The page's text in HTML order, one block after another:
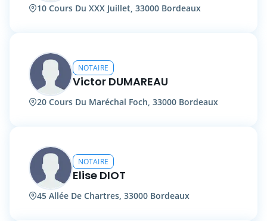
10 Cours Du XXX Juillet, 33000 Bordeaux
NOTAIRE
Victor DUMAREAU
20 Cours Du Maréchal Foch, 33000 Bordeaux
NOTAIRE
Elise DIOT
45 Allée De Chartres, 33000 Bordeaux